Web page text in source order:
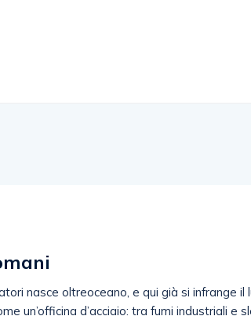
nasce oltreoceano, e qui già si infrange il
un’officina d’acciaio: tra fumi industriali e